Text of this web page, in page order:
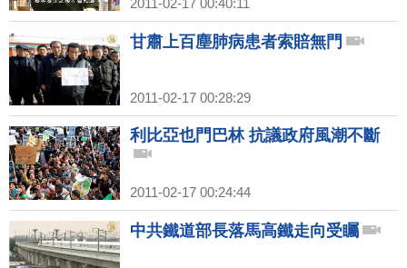
2011-02-17 00:40:11
甘肅上百塵肺病患者索賠無門
2011-02-17 00:28:29
利比亞也門巴林 抗議政府風潮不斷
2011-02-17 00:24:44
中共鐵道部長落馬高鐵走向受矚